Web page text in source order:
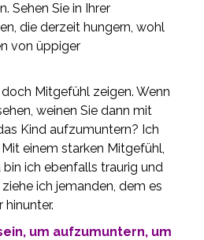
Sehen Sie in Ihrer
die derzeit hungern, wohl
von üppiger
Mitgefühl zeigen. Wenn
weinen Sie dann mit
Kind aufzumuntern? Ich
einem starken Mitgefühl,
ich ebenfalls traurig und
ich jemanden, dem es
um aufzumuntern, um